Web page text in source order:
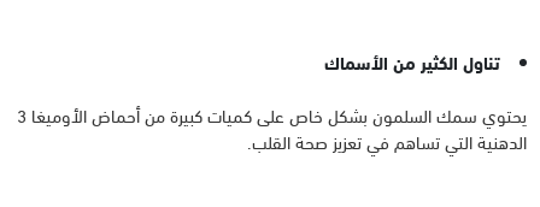
تناول الكثير من الأسماك
يحتوي سمك السلمون بشكل خاص على كميات كبيرة من أحماض الأوميغا 3
الدهنية التي تساهم في تعزيز صحة القلب.